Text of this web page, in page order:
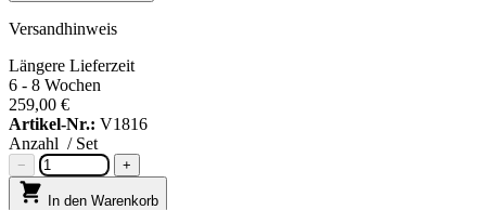
Versandhinweis
Längere Lieferzeit
6 - 8 Wochen
259,00 €
Artikel-Nr.: V1816
Anzahl / Set
− +
In den Warenkorb